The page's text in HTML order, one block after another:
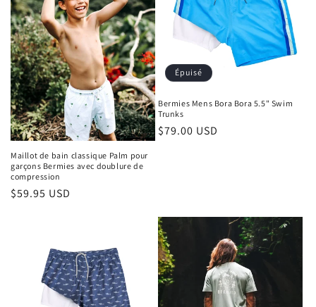
Maillot de bain classique Palm pour
garçons Bermies avec doublure de
compression
Prix
$59.95 USD
Épuisé
Bermies Mens Bora Bora 5.5" Swim
Trunks
Prix
$79.00 USD